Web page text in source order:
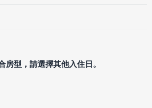
房型，請選擇其他入住日。